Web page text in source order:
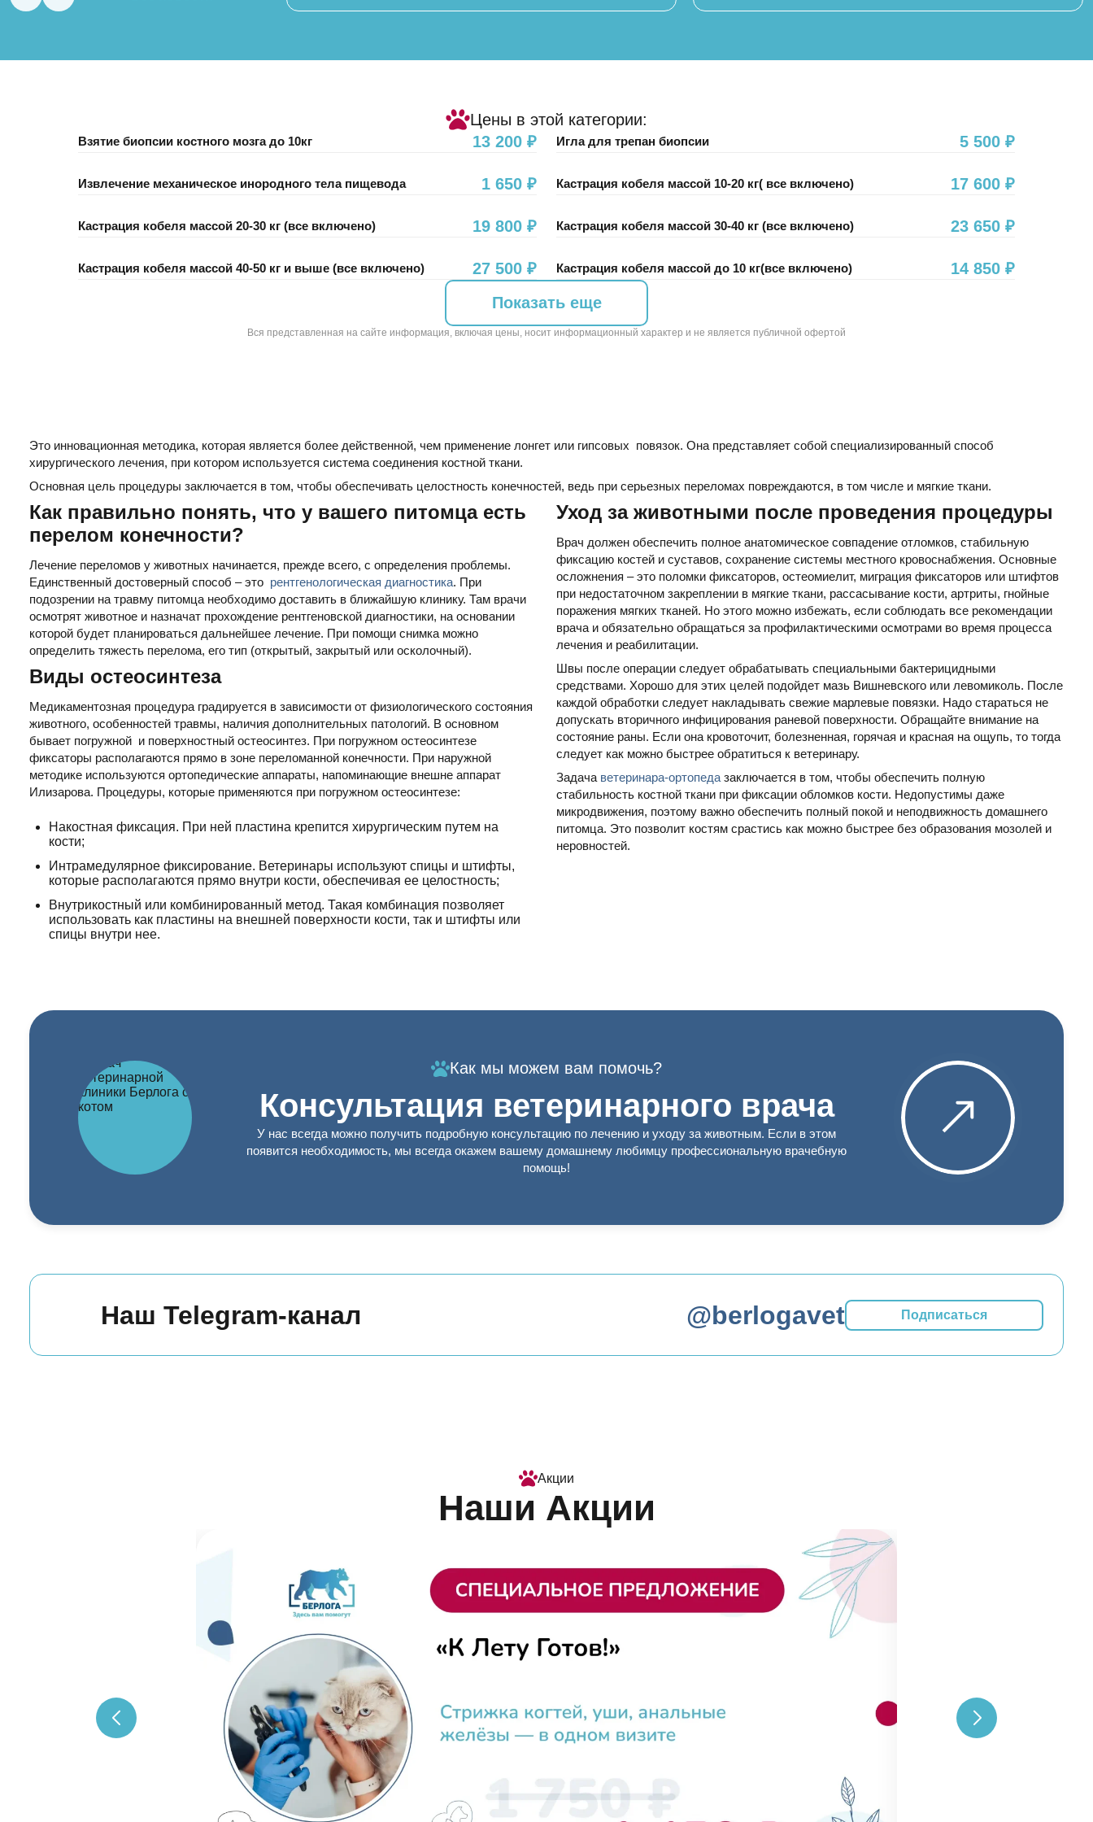
«до завтра» может стоить питомцу
своевременной диагностики, чтобы
тяжелых, а порой и смертельно
Цены в этой категории:
Взятие биопсии костного мозга до 10кг 13 200 ₽ Игла для трепан биопсии 5 500 ₽
Извлечение механическое инородного тела пищевода 1 650 ₽ Кастрация кобеля массой 10-20 кг( все включено) 17 600 ₽
Кастрация кобеля массой 20-30 кг (все включено) 19 800 ₽ Кастрация кобеля массой 30-40 кг (все включено) 23 650 ₽
Кастрация кобеля массой 40-50 кг и выше (все включено) 27 500 ₽ Кастрация кобеля массой до 10 кг(все включено)
14 850 ₽
Показать еще
Вся представленная на сайте информация, включая цены, носит информационный характер и не является публичной офертой
Это инновационная методика, которая является более действенной, чем применение лонгет или гипсовых повязок. Она представляет собой специализированный способ
хирургического лечения, при котором используется система соединения костной ткани.
Основная цель процедуры заключается в том, чтобы обеспечивать целостность конечностей, ведь при серьезных переломах повреждаются, в том числе и мягкие ткани.
Как правильно понять, что у вашего питомца есть
перелом конечности?
Лечение переломов у животных начинается, прежде всего, с определения проблемы.
Единственный достоверный способ – это рентгенологическая диагностика. При
подозрении на травму питомца необходимо доставить в ближайшую клинику. Там врачи
осмотрят животное и назначат прохождение рентгеновской диагностики, на основании
которой будет планироваться дальнейшее лечение. При помощи снимка можно
определить тяжесть перелома, его тип (открытый, закрытый или осколочный).
Виды остеосинтеза
Медикаментозная процедура градируется в зависимости от физиологического состояния
животного, особенностей травмы, наличия дополнительных патологий. В основном
бывает погружной и поверхностный остеосинтез. При погружном остеосинтезе
фиксаторы располагаются прямо в зоне переломанной конечности. При наружной
методике используются ортопедические аппараты, напоминающие внешне аппарат
Илизарова. Процедуры, которые применяются при погружном остеосинтезе:
Накостная фиксация. При ней пластина крепится хирургическим путем на
кости;
Интрамедулярное фиксирование. Ветеринары используют спицы и штифты,
которые располагаются прямо внутри кости, обеспечивая ее целостность;
Внутрикостный или комбинированный метод. Такая комбинация позволяет
использовать как пластины на внешней поверхности кости, так и штифты или
спицы внутри нее.
Уход за животными после проведения процедуры
Врач должен обеспечить полное анатомическое совпадение отломков, стабильную
фиксацию костей и суставов, сохранение системы местного кровоснабжения. Основные
осложнения – это поломки фиксаторов, остеомиелит, миграция фиксаторов или штифтов
при недостаточном закреплении в мягкие ткани, рассасывание кости, артриты, гнойные
поражения мягких тканей. Но этого можно избежать, если соблюдать все рекомендации
врача и обязательно обращаться за профилактическими осмотрами во время процесса
лечения и реабилитации.
Швы после операции следует обрабатывать специальными бактерицидными
средствами. Хорошо для этих целей подойдет мазь Вишневского или левомиколь. После
каждой обработки следует накладывать свежие марлевые повязки. Надо стараться не
допускать вторичного инфицирования раневой поверхности. Обращайте внимание на
состояние раны. Если она кровоточит, болезненная, горячая и красная на ощупь, то тогда
следует как можно быстрее обратиться к ветеринару.
Задача ветеринара-ортопеда заключается в том, чтобы обеспечить полную
стабильность костной ткани при фиксации обломков кости. Недопустимы даже
микродвижения, поэтому важно обеспечить полный покой и неподвижность домашнего
питомца. Это позволит костям срастись как можно быстрее без образования мозолей и
неровностей.
Как мы можем вам помочь?
Консультация ветеринарного врача
У нас всегда можно получить подробную консультацию по лечению и уходу за животным. Если в этом
появится необходимость, мы всегда окажем вашему домашнему любимцу профессиональную врачебную
помощь!
Наш Telegram-канал @berlogavet Подписаться
Акции
Наши Акции